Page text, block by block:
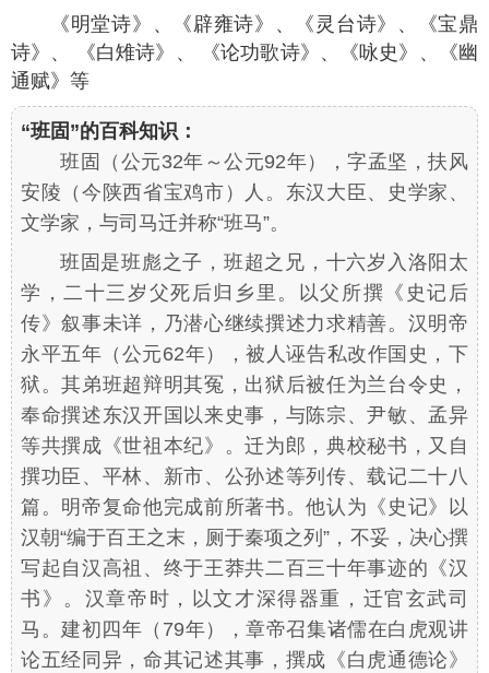
《明堂诗》、《辟雍诗》、《灵台诗》、《宝鼎
诗》、 《白雉诗》、 《论功歌诗》、《咏史》、《幽
通赋》等
“班固”的百科知识：
班固（公元32年～公元92年），字孟坚，扶风
安陵（今陕西省宝鸡市）人。东汉大臣、史学家、
文学家，与司马迁并称“班马”。
班固是班彪之子，班超之兄，十六岁入洛阳太
学，二十三岁父死后归乡里。以父所撰《史记后
传》叙事未详，乃潜心继续撰述力求精善。汉明帝
永平五年（公元62年），被人诬告私改作国史，下
狱。其弟班超辩明其冤，出狱后被任为兰台令史，
奉命撰述东汉开国以来史事，与陈宗、尹敏、孟异
等共撰成《世祖本纪》。迁为郎，典校秘书，又自
撰功臣、平林、新市、公孙述等列传、载记二十八
篇。明帝复命他完成前所著书。他认为《史记》以
汉朝“编于百王之末，厕于秦项之列”，不妥，决心撰
写起自汉高祖、终于王莽共二百三十年事迹的《汉
书》。汉章帝时，以文才深得器重，迁官玄武司
马。建初四年（79年），章帝召集诸儒在白虎观讲
论五经同异，命其记述其事，撰成《白虎通德论》